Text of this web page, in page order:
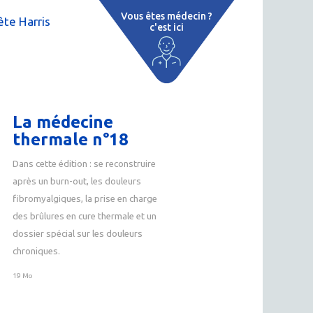
thermale
thermale
Harris
Vous êtes médecin ?
c'est ici
La médecine
thermale n°18
Dans cette édition : se reconstruire
après un burn-out, les douleurs
fibromyalgiques, la prise en charge
des brûlures en cure thermale et un
dossier spécial sur les douleurs
chroniques.
19 Mo